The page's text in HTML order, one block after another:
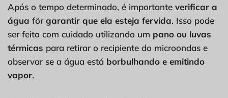
Após o tempo determinado, é importante verificar a
água förgarantir que ela esteja fervida. Isso pode
ser feito com cuidado utilizando um pano ou luvas
térmicas para retirar o recipiente do microondas e
observar se a água está borbulhando e emitindo
vapor.